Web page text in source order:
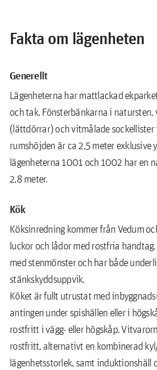
Fakta om lägenheten
Generellt
Lägenheterna har mattlackad
och tak. Fönsterbänkarna i
(lättdörrar) och vitmålade sockellister
rumshöjden är ca 2,5 meter exklusive
lägenheterna 1001 och 1002 har en
2,8 meter.
Kök
Köksinredning kommer från Vedum
luckor och lådor med rostfria
med stenmönster och har både
stänkskyddsuppvik.
Köket är fullt utrustat med
antingen under spishällen eller i
rostfritt i vägg- eller högskåp.
rostfritt, alternativt en kombinerad
lägenhetsstorlek, samt induktionshäll